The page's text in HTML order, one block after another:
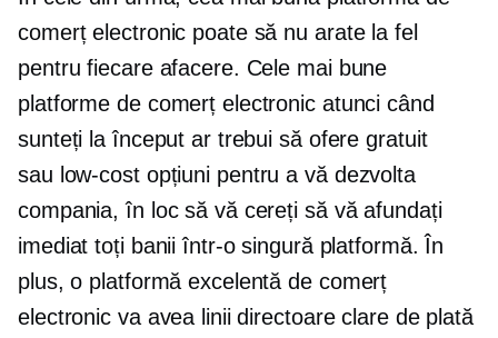
comerț electronic poate să nu arate la fel
pentru fiecare afacere. Cele mai bune
platforme de comerț electronic atunci când
sunteți la început ar trebui să ofere gratuit
sau low-costopțiuni pentru a vă dezvolta
compania, în loc să vă cereți să vă afundați
imediat toți banii într-o singură platformă. În
plus, o platformă excelentă de comerț
electronic va avea linii directoare clare de plată